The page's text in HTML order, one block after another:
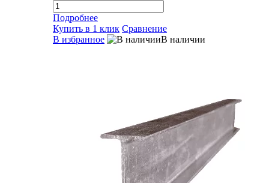
Подробнее
Купить в 1 клик Сравнение
В избранное
В наличии